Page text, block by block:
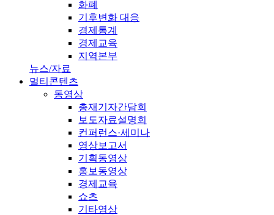
화폐
기후변화 대응
경제통계
경제교육
지역본부
뉴스/자료
멀티콘텐츠
동영상
총재기자간담회
보도자료설명회
컨퍼런스·세미나
영상보고서
기획동영상
홍보동영상
경제교육
쇼츠
기타영상